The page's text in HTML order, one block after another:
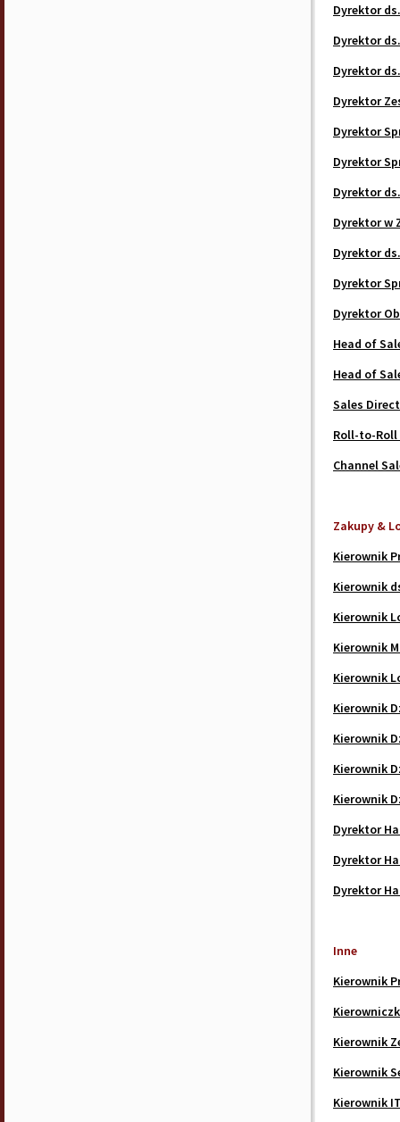
Dyrektor
Dyrektor
Dyrektor
Dyrektor
Dyrektor
Dyrektor
Dyrektor
Dyrektor w
Dyrektor
Dyrektor
Dyrektor
Head of
Head of
Sales
Roll-to-Roll
Channel
Zakupy &
Kierownik
Kierownik
Kierownik
Kierownik
Kierownik
Kierownik
Kierownik
Kierownik
Kierownik
Dyrektor
Dyrektor
Dyrektor
Inne
Kierownik
Kierownik
Kierownik
Kierownik